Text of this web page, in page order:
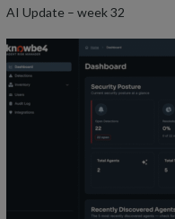
AI Update – week 32